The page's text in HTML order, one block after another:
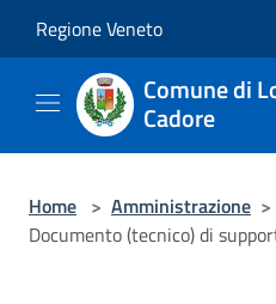
Regione Veneto
Comune di
Cadore
Home > Amministrazione >
Documento (tecnico) di